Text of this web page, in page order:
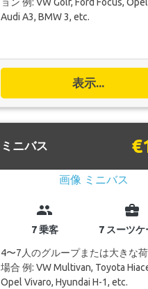
Audi A3, BMW 3, etc.
表示...
ミニバス
group
7 乗客
business_center
7 スーツケ
4〜7人のグループまたは大きな
場合 例: VW Multivan, Toyota
Opel Vivaro, Hyundai H-1, etc.